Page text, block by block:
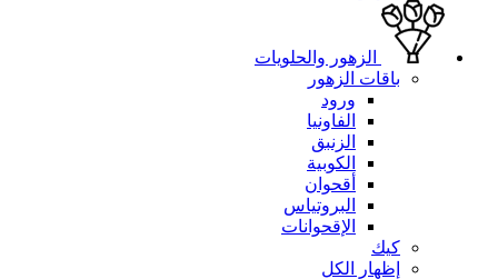
الزهور والحلويات
باقات الزهور
ورود
الفاونيا
الزنبق
الكوبية
أقحوان
البروتياس
الإقحوانات
كيك
إظهار الكل